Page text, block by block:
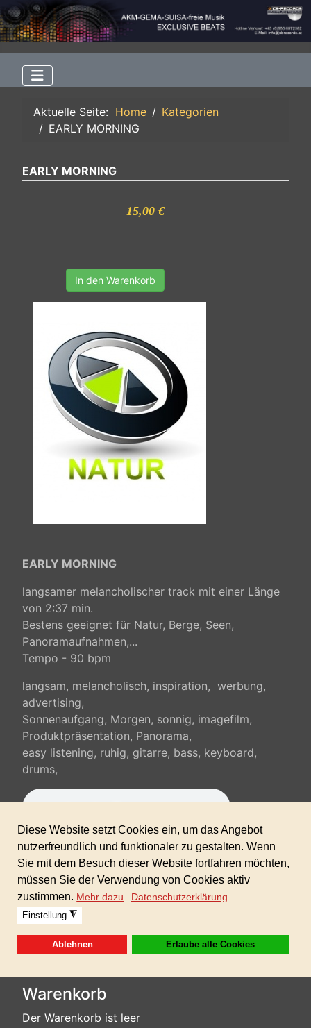
Aktuelle Seite: Home
Kategorien
EARLY MORNING
EARLY MORNING
15,00 €
In den Warenkorb
EARLY MORNING
langsamer melancholischer track mit einer Länge
von 2:37 min.
Bestens geeignet für Natur, Berge, Seen,
Panoramaufnahmen,...
Tempo - 90 bpm
langsam, melancholisch, inspiration, werbung,
advertising,
Sonnenaufgang, Morgen, sonnig, imagefilm,
Produktpräsentation, Panorama,
easy listening, ruhig, gitarre, bass, keyboard,
drums,
Sofortdownload nach erhaltener Zahlung inkl.
gewerblicher Lizenz!
Zeitlich und räumlich unbegrenzt verwendbar.
(keine Folgekosten)
Warenkorb
Der Warenkorb ist leer